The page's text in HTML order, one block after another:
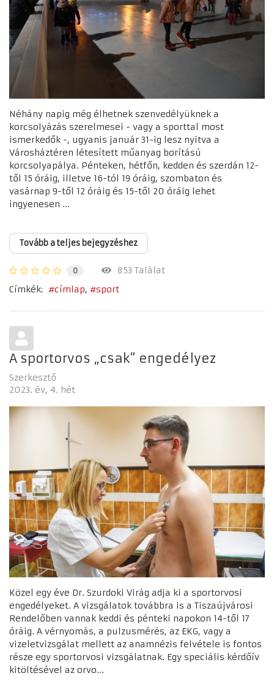
Néhány napig még élhetnek szenvedélyüknek a
korcsolyázás szerelmesei - vagy a sporttal most
ismerkedők -, ugyanis január 31-ig lesz nyitva a
Városháztéren létesített műanyag borítású
korcsolyapálya. Pénteken, hétfőn, kedden és szerdán 12-
től 15 óráig, illetve 16-tól 19 óráig, szombaton és
vasárnap 9-től 12 óráig és 15-től 20 óráig lehet
ingyenesen ...
Tovább a teljes bejegyzéshez
0
853 Találat
Címkék:
címlap sport
A sportorvos „csak” engedélyez
Szerkesztő
2023. év 4. hét
Közel egy éve Dr. Szurdoki Virág adja ki a sportorvosi
engedélyeket. A vizsgálatok továbbra is a Tiszaújvárosi
Rendelőben vannak keddi és pénteki napokon 14-től 17
óráig. A vérnyomás, a pulzusmérés, az EKG, vagy a
vizeletvizsgálat mellett az anamnézis felvétele is fontos
része egy sportorvosi vizsgálatnak. Egy speciális kérdőív
kitöltésével az orvo...